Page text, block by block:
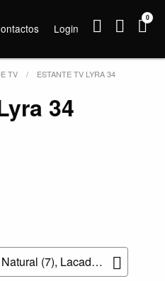
Login
0
TV ESTANTE TV LYRA 34
34
Foto: Folha de Carvalho Natural (7), Lacado Mate Azul (46) e Lacado Mate Pedra (42)